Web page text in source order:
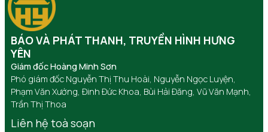
BÁO VÀ PHÁT THANH, TRUYỀN HÌNH HƯNG
YÊN
Giám đốc Hoàng Minh Sơn
Phó giám đốc Nguyễn Thị Thu Hoài, Nguyễn Ngọc Luyện,
Phạm Văn Xướng, Đinh Đức Khoa, Bùi Hải Đăng, Vũ Văn Mạnh,
Trần Thị Thoa
Liên hệ toà soạn